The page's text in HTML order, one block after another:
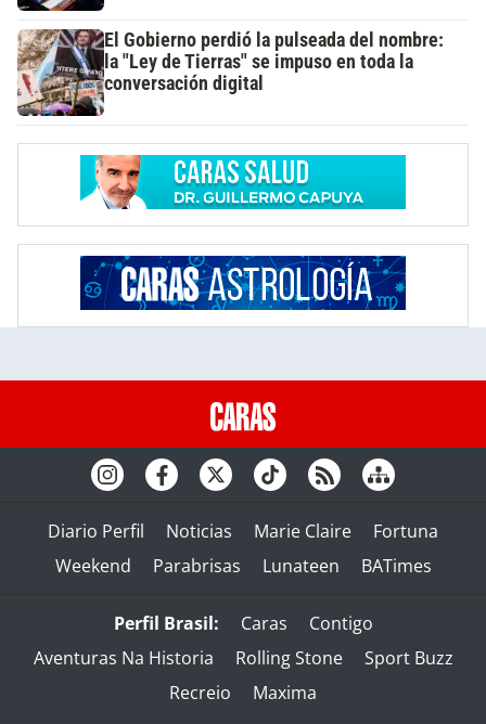
El Gobierno perdió la pulseada del nombre:
la "Ley de Tierras" se impuso en toda la
conversación digital
Diario Perfil Noticias Marie Claire
Fortuna
Weekend
Parabrisas Lunateen BATimes
Perfil Brasil: Caras
Contigo
Aventuras Na Historia
Rolling Stone
Sport Buzz
Recreio
Maxima